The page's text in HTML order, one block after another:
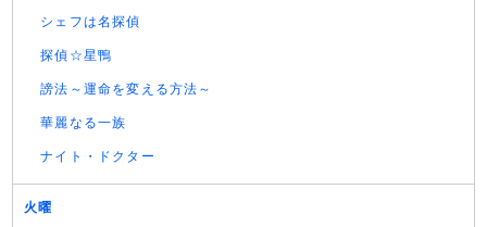
シェフは名探偵
探偵☆星鴨
謗法～運命を変える方法～
華麗なる一族
ナイト・ドクター
火曜